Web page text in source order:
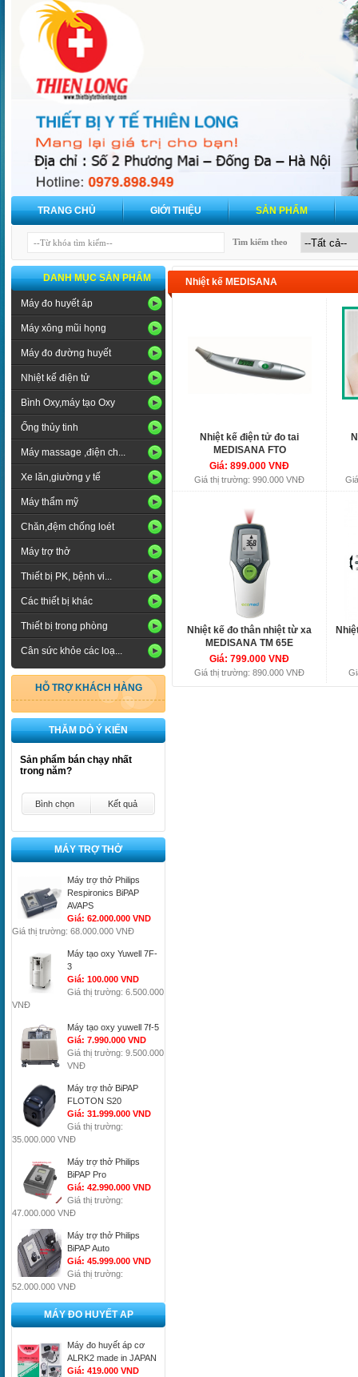
TRANG CHỦ GIỚI THIỆU SẢN PHẨM
Tìm kiếm theo
DANH MỤC SẢN PHẨM
Máy đo huyết áp
Máy xông mũi họng
Máy đo đường huyết
Nhiệt kế điện tử
Bình Oxy,máy tạo Oxy
Ống thủy tinh
Máy massage ,điện ch...
Xe lăn,giường y tế
Máy thẩm mỹ
Chăn,đệm chống loét
Máy trợ thở
Thiết bị PK, bệnh vi...
Các thiết bị khác
Thiết bị trong phòng
Cân sức khỏe các loạ...
HỖ TRỢ KHÁCH HÀNG
THĂM DÒ Ý KIẾN
Sản phẩm bán chạy nhất
trong năm?
Bình chọn Kết quả
MÁY TRỢ THỞ
Máy trợ thở Philips
Respironics BiPAP
AVAPS
Giá: 62.000.000 VND
Giá thị trường: 68.000.000 VNĐ
Máy tạo oxy Yuwell 7F-
3
Giá: 100.000 VND
Giá thị trường: 6.500.000
VNĐ
Máy tạo oxy yuwell 7f-5
Giá: 7.990.000 VND
Giá thị trường: 9.500.000
VNĐ
Máy trợ thở BiPAP
FLOTON S20
Giá: 31.999.000 VND
Giá thị trường:
35.000.000 VNĐ
Máy trợ thở Philips
BiPAP Pro
Giá: 42.990.000 VND
Giá thị trường:
47.000.000 VNĐ
Máy trợ thở Philips
BiPAP Auto
Giá: 45.999.000 VND
Giá thị trường:
52.000.000 VNĐ
MÁY ĐO HUYẾT AP
Máy đo huyết áp cơ
ALRK2 made in JAPAN
Giá: 419.000 VND
Nhiệt kế MEDISANA
Nhiệt kế điện tử đo tai
MEDISANA FTO
Giá: 899.000 VNĐ
Giá thị trường: 990.000 VNĐ
Nhiệt kế đo thân nhiệt từ xa
MEDISANA TM 65E
Giá: 799.000 VNĐ
Giá thị trường: 890.000 VNĐ